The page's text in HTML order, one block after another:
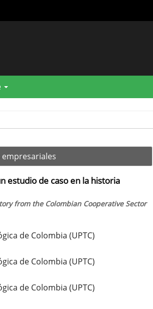
empresariales
estudio de caso en la historia
from the Colombian Cooperative Sector
de Colombia (UPTC)
de Colombia (UPTC)
de Colombia (UPTC)